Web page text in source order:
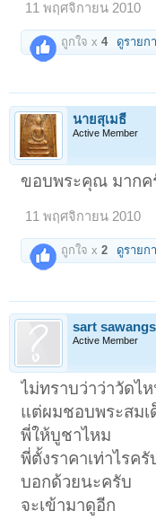
11 พฤศจิกายน 2010
ถูกใจ x4 ดูรายก
นายสุเมธี
Active Member
ขอบพระคุณ มาก
11 พฤศจิกายน 2010
ถูกใจ x2 ดูรายก
sart
Active Member
ไม่ทราบว่าว่าวัดไ
แต่ผมชอบพระสมเ
พี่ให้บูชาไหม
พี่ตั้งราคาเท่าไรครั
บอกด้วยนะครับ
จะเข้ามาดูอีก